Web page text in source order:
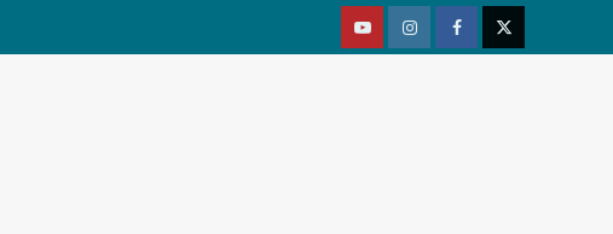
YoutubeVimeoFacebookTwitter